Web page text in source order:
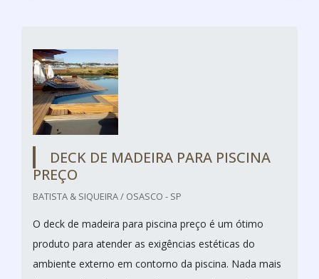
DECK DE MADEIRA PARA PISCINA
PREÇO
BATISTA & SIQUEIRA / OSASCO - SP
O deck de madeira para piscina preço é um ótimo
produto para atender as exigências estéticas do
ambiente externo em contorno da piscina. Nada mais